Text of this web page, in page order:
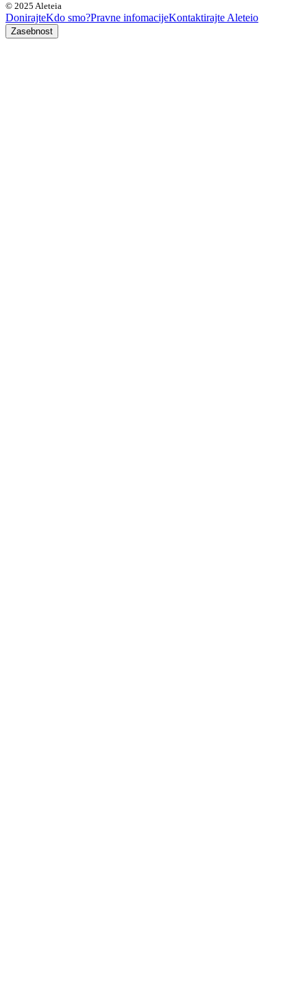
© 2025 Aleteia
DonirajteKdo smo?Pravne infomacijeKontaktirajte Aleteio
Zasebnost